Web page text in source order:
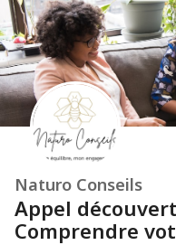
Naturo Conseils
Appel
Comprendre